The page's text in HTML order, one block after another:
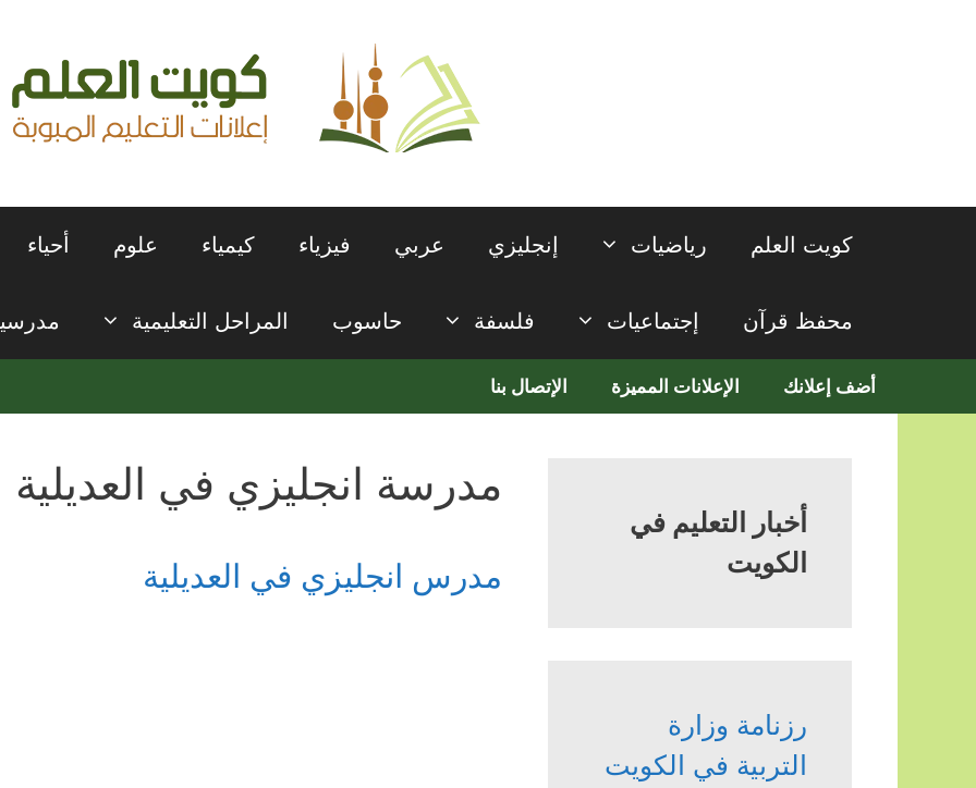
كويت العلم رياضيات إنجليزي عربي فيزياء كيمياء علوم أحياء
محفظ قرآن إجتماعيات فلسفة حاسوب المراحل التعليمية
أضف إعلانك الإعلانات المميزة الإتصال بنا
مدرسة انجليزي في العديلية
مدرس انجليزي في العديلية
أخبار التعليم في
الكويت
رزنامة وزارة
التربية في الكويت